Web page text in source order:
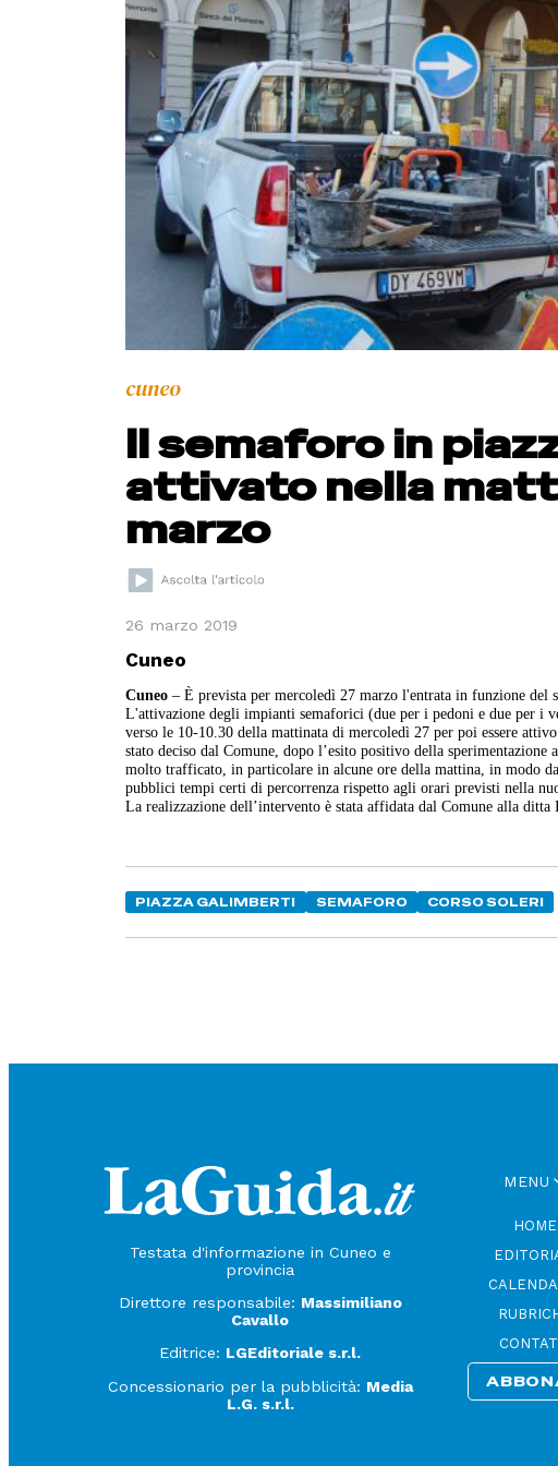
cuneo
Il semaforo in
attivato nella
marzo
26 marzo 2019
Cuneo
Cuneo – È prevista per mercoledì 27 marzo l'entrata in funzione del
L'attivazione degli impianti semaforici (due per i pedoni e due per i
verso le 10-10.30 della mattinata di mercoledì 27 per poi essere
stato deciso dal Comune, dopo l’esito positivo della
molto trafficato, in particolare in alcune ore della mattina, in modo
pubblici tempi certi di percorrenza rispetto agli orari previsti nella
La realizzazione dell’intervento è stata affidata dal Comune alla
PIAZZA GALIMBERTI SEMAFORO CORSO SOLERI
Testata d'informazione in Cuneo e
provincia
Direttore responsabile: Massimiliano
Cavallo
Editrice: LGEditoriale s.r.l.
Concessionario per la pubblicità: Media
L.G. s.r.l.
MENU
HOME